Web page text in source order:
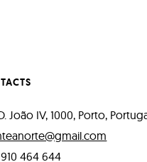
João IV, 1000, Porto,
910 464 644